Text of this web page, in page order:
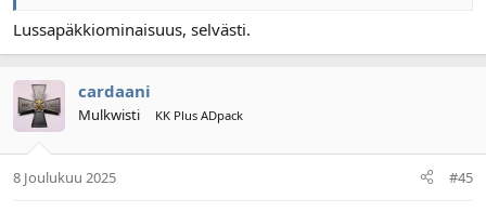
Lussapäkkiominaisuus, selvästi.
cardaani
Mulkwisti KK Plus ADpack
8 Joulukuu 2025 #45